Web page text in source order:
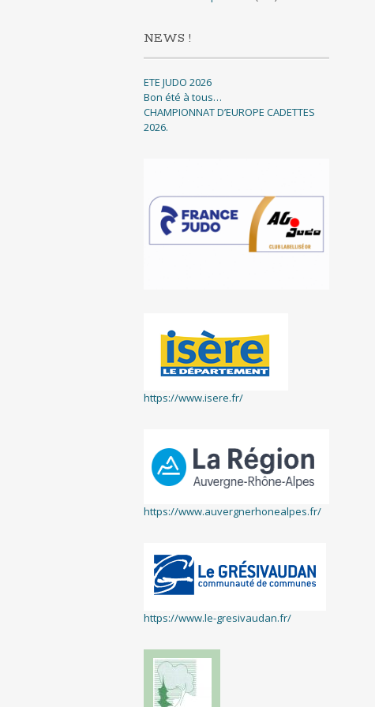
NEWS !
ETE JUDO 2026
Bon été à tous…
CHAMPIONNAT D’EUROPE CADETTES
2026.
https://www.isere.fr/
https://www.auvergnerhonealpes.fr/
https://www.le-gresivaudan.fr/